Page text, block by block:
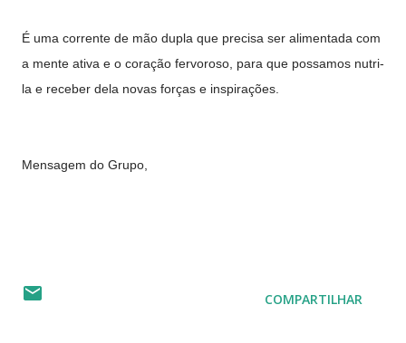
É uma corrente de mão dupla que precisa ser alimentada com
a mente ativa e o coração fervoroso, para que possamos nutri-
la e receber dela novas forças e inspirações.
Mensagem do Grupo,
COMPARTILHAR